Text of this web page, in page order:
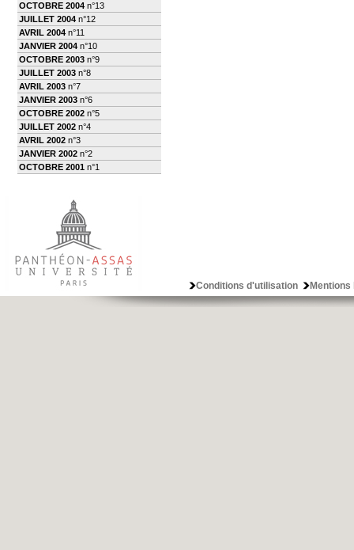
OCTOBRE 2004 n°13
JUILLET 2004 n°12
AVRIL 2004 n°11
JANVIER 2004 n°10
OCTOBRE 2003 n°9
JUILLET 2003 n°8
AVRIL 2003 n°7
JANVIER 2003 n°6
OCTOBRE 2002 n°5
JUILLET 2002 n°4
AVRIL 2002 n°3
JANVIER 2002 n°2
OCTOBRE 2001 n°1
Conditions d'utilisation Mentions